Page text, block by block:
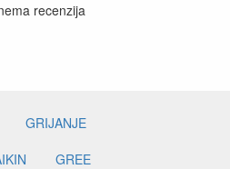
recenzija
GRIJANJE
GREE